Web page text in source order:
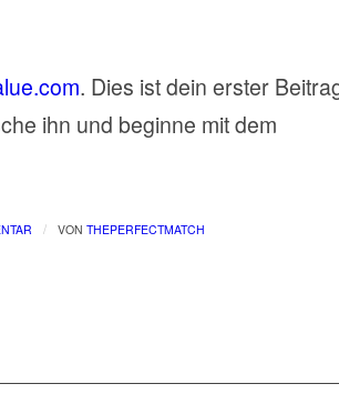
. Dies ist dein erster
ihn und beginne mit dem
/ VON THEPERFECTMATCH